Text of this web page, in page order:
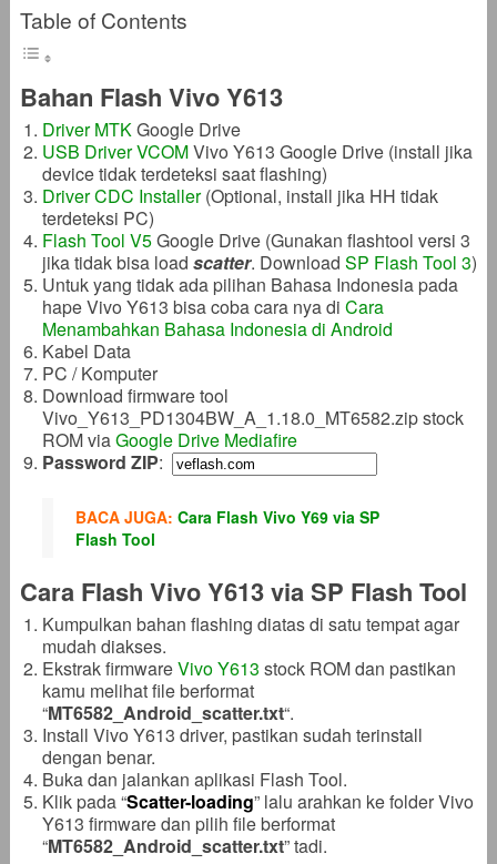
Table of Contents
Bahan Flash Vivo Y613
Driver MTKGoogle Drive
USB Driver VCOMVivo Y613 Google Drive (install jika
device tidak terdeteksi saat flashing)
Driver CDC Installer(Optional, install jika HH tidak
terdeteksi PC)
Flash Tool V5Google Drive (Gunakan flashtool versi 3
jika tidak bisa load scatter. Download SP Flash Tool 3)
Untuk yang tidak ada pilihan Bahasa Indonesia pada
hape Vivo Y613 bisa coba cara nya di Cara
Menambahkan Bahasa Indonesia di Android
Kabel Data
PC / Komputer
Download firmware tool
Vivo_Y613_PD1304BW_A_1.18.0_MT6582.zip stock
ROM viaGoogle Drive Mediafire
Password ZIP:
BACA JUGA: Cara Flash Vivo Y69 via SP
Flash Tool
Cara Flash Vivo Y613 via SP Flash Tool
Kumpulkan bahan flashing diatas di satu tempat agar
mudah diakses.
Ekstrak firmwareVivo Y613 stock ROM dan pastikan
kamu melihat file berformat
“MT6582_Android_scatter.txt“.
Install Vivo Y613 driver, pastikan sudah terinstall
dengan benar.
Buka dan jalankan aplikasi Flash Tool.
Klik pada “Scatter-loading” lalu arahkan ke folder Vivo
Y613 firmware dan pilih file berformat
“MT6582_Android_scatter.txt” tadi.